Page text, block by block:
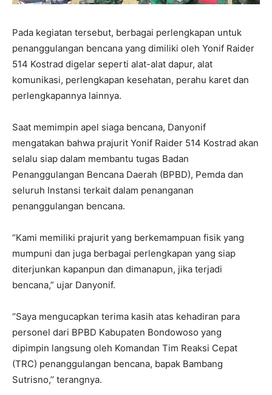
Pada kegiatan tersebut, berbagai perlengkapan untuk
penanggulangan bencana yang dimiliki oleh Yonif Raider
514 Kostrad digelar seperti alat-alat dapur, alat
komunikasi, perlengkapan kesehatan, perahu karet dan
perlengkapannya lainnya.
Saat memimpin apel siaga bencana, Danyonif
mengatakan bahwa prajurit Yonif Raider 514 Kostrad akan
selalu siap dalam membantu tugas Badan
Penanggulangan Bencana Daerah (BPBD), Pemda dan
seluruh Instansi terkait dalam penanganan
penanggulangan bencana.
“Kami memiliki prajurit yang berkemampuan fisik yang
mumpuni dan juga berbagai perlengkapan yang siap
diterjunkan kapanpun dan dimanapun, jika terjadi
bencana,” ujar Danyonif.
‘’Saya mengucapkan terima kasih atas kehadiran para
personel dari BPBD Kabupaten Bondowoso yang
dipimpin langsung oleh Komandan Tim Reaksi Cepat
(TRC) penanggulangan bencana, bapak Bambang
Sutrisno,’’ terangnya.